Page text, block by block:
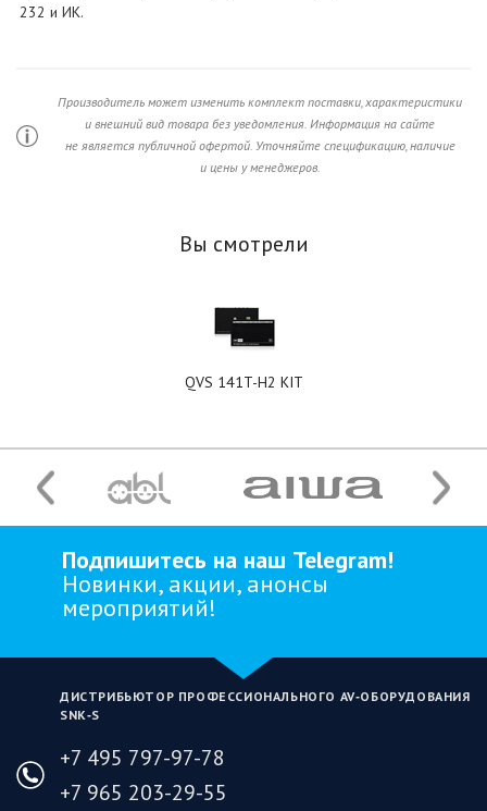
232 и ИК.
Производитель может изменить комплект поставки, характеристики
и внешний вид товара без уведомления. Информация на сайте
не является публичной офертой. Уточняйте спецификацию, наличие
и цены у менеджеров.
Вы смотрели
QVS 141T-H2 KIT
Подпишитесь на наш Telegram!
Новинки, акции, анонсы
мероприятий!
ДИСТРИБЬЮТОР ПРОФЕССИОНАЛЬНОГО AV‑ОБОРУДОВАНИЯ
SNK‑S
+7 495 797-97-78
+7 965 203-29-55